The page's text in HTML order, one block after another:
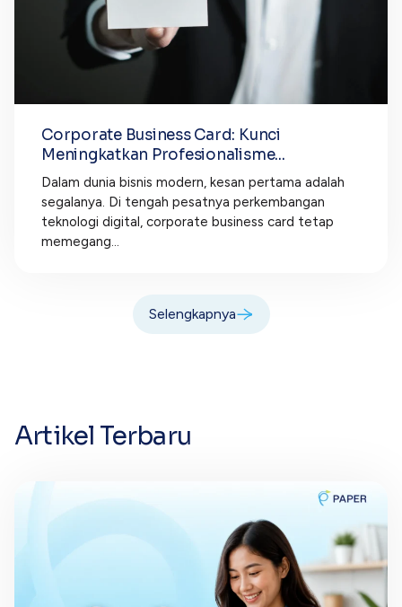
Corporate Business Card: Kunci
Meningkatkan Profesionalisme...
Dalam dunia bisnis modern, kesan pertama adalah
segalanya. Di tengah pesatnya perkembangan
teknologi digital, corporate business card tetap
memegang...
Selengkapnya
Artikel Terbaru